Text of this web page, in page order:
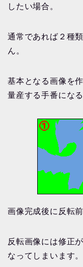
したい場合。
通常であれば２種
ん。
基本となる画像を
量産する手番にな
画像完成後に反転
反転画像には修正
なってしまいます。